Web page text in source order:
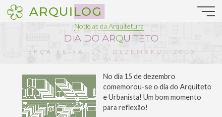
Pular
para
ARQUILOG
Notícias da Arquitetura
DIA DO ARQUITETO
TERÇA-FEIRA, 17 . DEZEMBRO . 2013
:: 0:44
No dia 15 de dezembro
comemorou-se o dia do Arquiteto
e Urbanista! Um bom momento
para reflexão!